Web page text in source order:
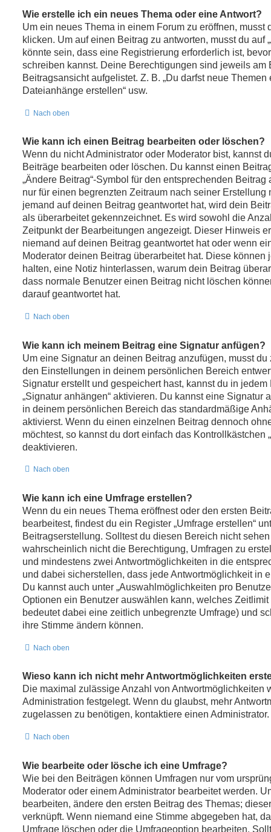
Wie erstelle ich ein neues Thema oder eine Antwort?
Um ein neues Thema in einem Forum zu eröffnen, musst
klicken. Um auf einen Beitrag zu antworten, musst du auf
könnte sein, dass eine Registrierung erforderlich ist,
schreiben kannst. Deine Berechtigungen sind jeweils am
Beitragsansicht aufgelistet. Z. B. „Du darfst neue Themen
Dateianhänge erstellen“ usw.
Nach oben
Wie kann ich einen Beitrag bearbeiten oder löschen?
Wenn du nicht Administrator oder Moderator bist, kannst
Beiträge bearbeiten oder löschen. Du kannst einen
„Ändere Beitrag“-Symbol für den entsprechenden
nur für einen begrenzten Zeitraum nach seiner Erstellung
jemand auf deinen Beitrag geantwortet hat, wird dein
als überarbeitet gekennzeichnet. Es wird sowohl die
Zeitpunkt der Bearbeitungen angezeigt. Dieser Hinweis
niemand auf deinen Beitrag geantwortet hat oder wenn
Moderator deinen Beitrag überarbeitet hat. Diese können
halten, eine Notiz hinterlassen, warum dein Beitrag
dass normale Benutzer einen Beitrag nicht löschen
darauf geantwortet hat.
Nach oben
Wie kann ich meinem Beitrag eine Signatur anfügen?
Um eine Signatur an deinen Beitrag anzufügen, musst
den Einstellungen in deinem persönlichen Bereich
Signatur erstellt und gespeichert hast, kannst du in
„Signatur anhängen“ aktivieren. Du kannst eine Signatur
in deinem persönlichen Bereich das standardmäßige
aktivierst. Wenn du einen einzelnen Beitrag dennoch
möchtest, so kannst du dort einfach das Kontrollkästchen
deaktivieren.
Nach oben
Wie kann ich eine Umfrage erstellen?
Wenn du ein neues Thema eröffnest oder den ersten
bearbeitest, findest du ein Register „Umfrage erstellen“
Beitragserstellung. Solltest du diesen Bereich nicht
wahrscheinlich nicht die Berechtigung, Umfragen zu
und mindestens zwei Antwortmöglichkeiten in die
und dabei sicherstellen, dass jede Antwortmöglichkeit in
Du kannst auch unter „Auswahlmöglichkeiten pro
Optionen ein Benutzer auswählen kann, welches
bedeutet dabei eine zeitlich unbegrenzte Umfrage) und
ihre Stimme ändern können.
Nach oben
Wieso kann ich nicht mehr Antwortmöglichkeiten
Die maximal zulässige Anzahl von Antwortmöglichkeiten
Administration festgelegt. Wenn du glaubst, mehr
zugelassen zu benötigen, kontaktiere einen Administrator.
Nach oben
Wie bearbeite oder lösche ich eine Umfrage?
Wie bei den Beiträgen können Umfragen nur vom
Moderator oder einem Administrator bearbeitet werden.
bearbeiten, ändere den ersten Beitrag des Themas;
verknüpft. Wenn niemand eine Stimme abgegeben hat,
Umfrage löschen oder die Umfrageoption bearbeiten.